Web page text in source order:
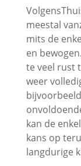
meestal
mits de
en
te veel rust
weer
kan de
kans op
langdurige